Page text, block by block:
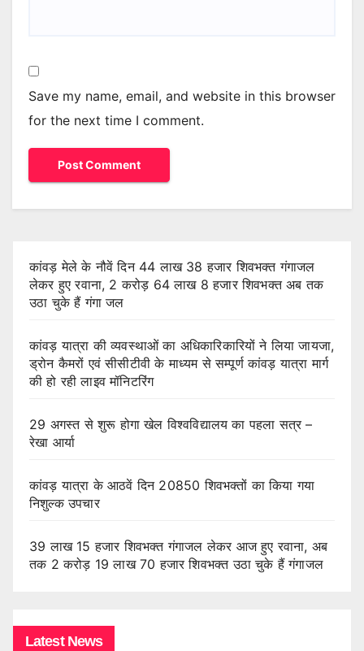
Save my name, email, and website in this browser
for the next time I comment.
कांवड़ मेले के नौवें दिन 44 लाख 38 हजार शिवभक्त गंगाजल
लेकर हुए रवाना, 2 करोड़ 64 लाख 8 हजार शिवभक्त अब तक
उठा चुके हैं गंगा जल
कांवड़ यात्रा की व्यवस्थाओं का अधिकारिकारियों ने लिया जायजा,
ड्रोन कैमरों एवं सीसीटीवी के माध्यम से सम्पूर्ण कांवड़ यात्रा मार्ग
की हो रही लाइव मॉनिटरिंग
29 अगस्त से शुरू होगा खेल विश्वविद्यालय का पहला सत्र –
रेखा आर्या
कांवड़ यात्रा के आठवें दिन 20850 शिवभक्तों का किया गया
निशुल्क उपचार
39 लाख 15 हजार शिवभक्त गंगाजल लेकर आज हुए रवाना, अब
तक 2 करोड़ 19 लाख 70 हजार शिवभक्त उठा चुके हैं गंगाजल
Latest News